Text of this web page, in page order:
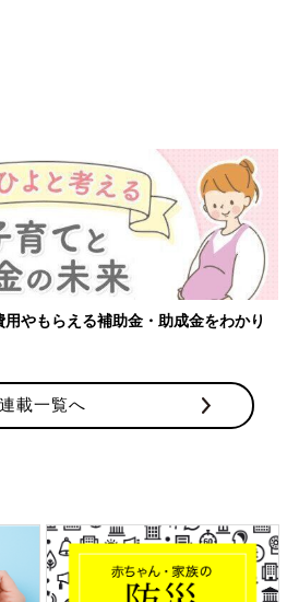
やもらえる補助金・助成金をわかり
連載一覧へ